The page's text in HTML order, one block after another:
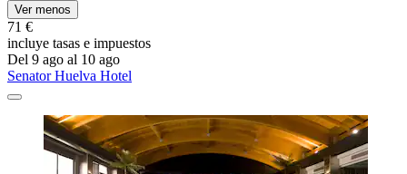
Ver menos
71 €
incluye tasas e impuestos
Del 9 ago al 10 ago
Senator Huelva Hotel